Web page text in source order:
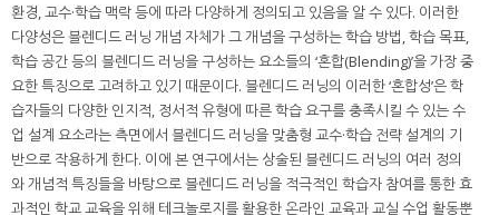
환경, 교수·학습 맥락 등에 따라 다양하게 정의되고 있음을 알 수 있다. 이러한
다양성은 블렌디드 러닝 개념 자체가 그 개념을 구성하는 학습 방법, 학습 목표,
학습 공간 등의 블렌디드 러닝을 구성하는 요소들의 ‘혼합(Blending)’을 가장 중
요한 특징으로 고려하고 있기 때문이다. 블렌디드 러닝의 이러한 ‘혼합성’은 학
습자들의 다양한 인지적, 정서적 유형에 따른 학습 요구를 충족시킬 수 있는 수
업 설계 요소라는 측면에서 블렌디드 러닝을 맞춤형 교수·학습 전략 설계의 기
반으로 작용하게 한다. 이에 본 연구에서는 상술된 블렌디드 러닝의 여러 정의
와 개념적 특징들을 바탕으로 블렌디드 러닝을 적극적인 학습자 참여를 통한 효
과적인 학교 교육을 위해 테크놀로지를 활용한 온라인 교육과 교실 수업 활동뿐